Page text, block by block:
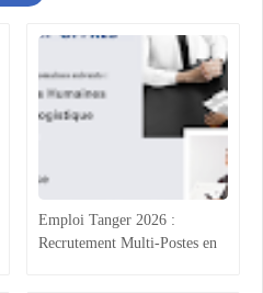
Emploi Tanger 2026 :
Recrutement Multi-Postes en